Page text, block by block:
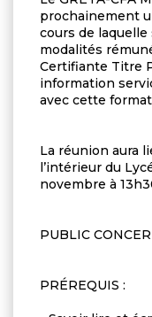
prochainement
cours de
modalités
Certifiante Titre
information
avec cette
La réunion aura
l’intérieur du
novembre à
PUBLIC
PRÉREQUIS :